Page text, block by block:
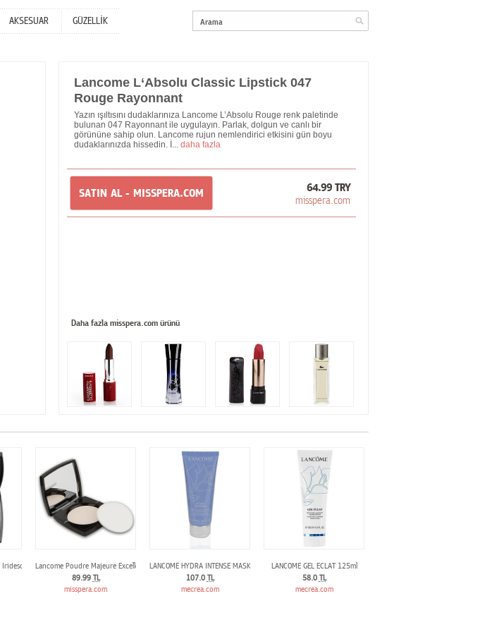
AKSESUAR GÜZELLİK
Lancome L‘Absolu Classic Lipstick 047
Rouge Rayonnant
Yazın ışıltısını dudaklarınıza Lancome L’Absolu Rouge renk paletinde
bulunan 047 Rayonnant ile uygulayın. Parlak, dolgun ve canlı bir
görününe sahip olun. Lancome rujun nemlendirici etkisini gün boyu
dudaklarınızda hissedin. İ... daha fazla
SATIN AL - MISSPERA.COM 64.99 TRY
misspera.com
Daha fazla misspera.com ürünü
Iridescent Eyeshadow Tekli Far 202
Lancome Poudre Majeure Excellence 01 Translucide
89.99 TL
misspera.com
LANCOME HYDRA INTENSE MASK 100ML
107.0 TL
mecrea.com
LANCOME GEL ECLAT 125ml
58.0 TL
mecrea.com